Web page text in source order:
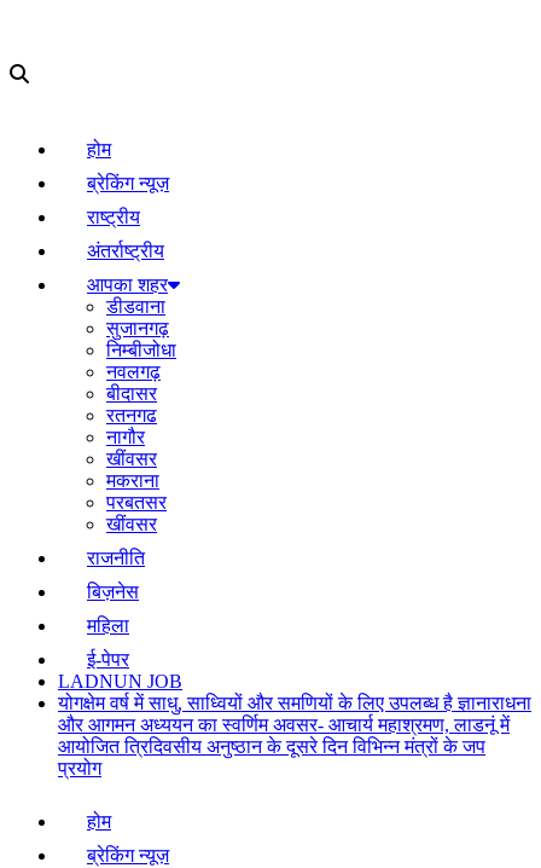
होम
ब्रेकिंग न्यूज़
राष्ट्रीय
अंतर्राष्ट्रीय
आपका शहर
डीडवाना
सुजानगढ़
निम्बीजोधा
नवलगढ़
बीदासर
रतनगढ
नागौर
खींवसर
मकराना
परबतसर
खींवसर
राजनीति
बिज़नेस
महिला
ई-पेपर
LADNUN JOB
योगक्षेम वर्ष में साधु, साध्वियों और समणियों के लिए उपलब्ध है ज्ञानाराधना
और आगमन अध्ययन का स्वर्णिम अवसर- आचार्य महाश्रमण, लाडनूं में
आयोजित त्रिदिवसीय अनुष्ठान के दूसरे दिन विभिन्न मंत्रों के जप
प्रयोग
होम
ब्रेकिंग न्यूज़